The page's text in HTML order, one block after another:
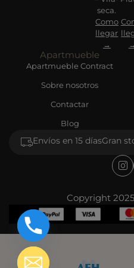
seca.
Como
llegar
→
→
Apartmueble
Apartmueble Contract
Sobre nosotros
Contactar
Blog
Envíos en 15 díasGran
Copyright